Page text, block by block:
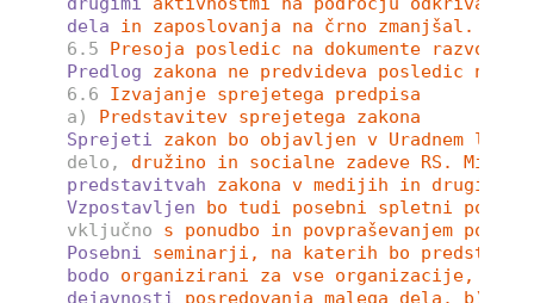
dela
in zaposlovanja na črno zmanjšal.
6.5
Presoja posledic na dokumente
Predlog
zakona ne predvideva posledic na
6.6
Izvajanje sprejetega predpisa
a)
Predstavitev sprejetega zakona
Sprejeti
zakon bo objavljen v Uradnem
delo,
družino in socialne zadeve RS.
predstavitvah
zakona v medijih in drugih
Vzpostavljen
bo tudi posebni spletni
vključno
s ponudbo in povpraševanjem po
Posebni
seminarji, na katerih bo
bodo
organizirani za vse organizacije, ki
dejavnosti
posredovanja malega dela. b)